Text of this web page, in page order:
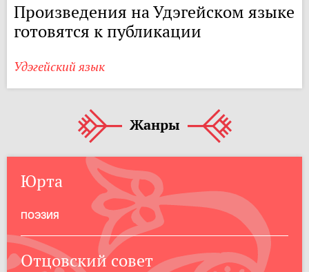
Произведения на Удэгейском языке
готовятся к публикации
Удэгейский язык
Жанры
Юрта
ПОЭЗИЯ
Отцовский совет